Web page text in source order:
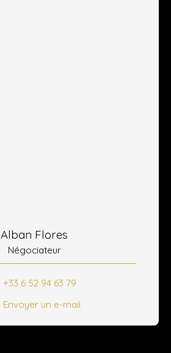
Alban Flores
Négociateur
+33 6 52 94 63 79
Envoyer un e-mail